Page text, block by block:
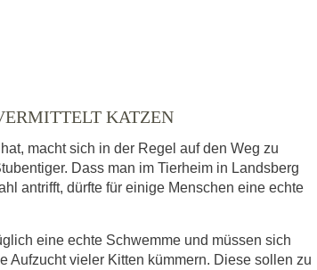
KATZEN
macht sich in der Regel auf den Weg zu
Dass man im Tierheim in Landsberg
antrifft, dürfte für einige Menschen eine echte
eine echte Schwemme und müssen sich
Aufzucht vieler Kitten kümmern. Diese sollen zu